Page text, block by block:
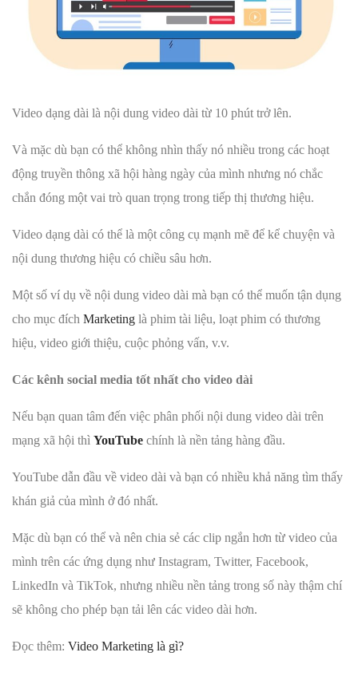
Video dạng dài là nội dung video dài từ 10 phút trở lên.
Và mặc dù bạn có thể không nhìn thấy nó nhiều trong các hoạt
động truyền thông xã hội hàng ngày của mình nhưng nó chắc
chắn đóng một vai trò quan trọng trong tiếp thị thương hiệu.
Video dạng dài có thể là một công cụ mạnh mẽ để kể chuyện và
nội dung thương hiệu có chiều sâu hơn.
Một số ví dụ về nội dung video dài mà bạn có thể muốn tận dụng
cho mục đích Marketing là phim tài liệu, loạt phim có thương
hiệu, video giới thiệu, cuộc phỏng vấn, v.v.
Các kênh social media tốt nhất cho video dài
Nếu bạn quan tâm đến việc phân phối nội dung video dài trên
mạng xã hội thì YouTube chính là nền tảng hàng đầu.
YouTube dẫn đầu về video dài và bạn có nhiều khả năng tìm thấy
khán giả của mình ở đó nhất.
Mặc dù bạn có thể và nên chia sẻ các clip ngắn hơn từ video của
mình trên các ứng dụng như Instagram, Twitter, Facebook,
LinkedIn và TikTok, nhưng nhiều nền tảng trong số này thậm chí
sẽ không cho phép bạn tải lên các video dài hơn.
Đọc thêm: Video Marketing là gì?